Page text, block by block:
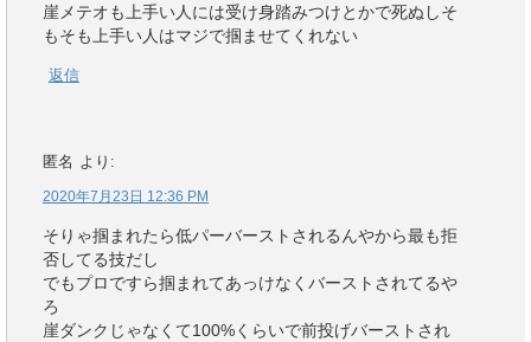
崖メテオも上手い人には受け身踏みつけとかで死ぬしそ
もそも上手い人はマジで掴ませてくれない
返信
匿名 より:
2020年7月23日 12:36 PM
そりゃ掴まれたら低パーバーストされるんやから最も拒
否してる技だし
でもプロですら掴まれてあっけなくバーストされてるや
ろ
崖ダンクじゃなくて100%くらいで前投げバーストされ